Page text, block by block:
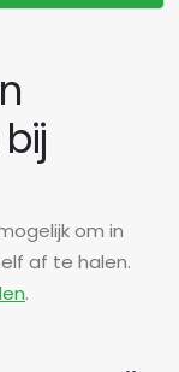
om in
af te halen.
.